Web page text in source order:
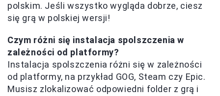
polskim. Jeśli wszystko wygląda dobrze, ciesz
się grą w polskiej wersji!
Czym różni się instalacja spolszczenia w
zależności od platformy?
Instalacja spolszczenia różni się w zależności
od platformy, na przykład GOG, Steam czy Epic.
Musisz zlokalizować odpowiedni folder z grą i